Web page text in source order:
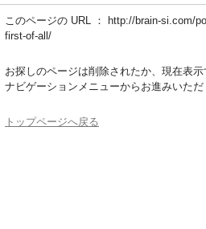
このページの URL ：
http://brain-si.com/
first-of-all/
お探しのページは削除されたか、現在表示
ナビゲーションメニューからお進みいた
トップページへ戻る